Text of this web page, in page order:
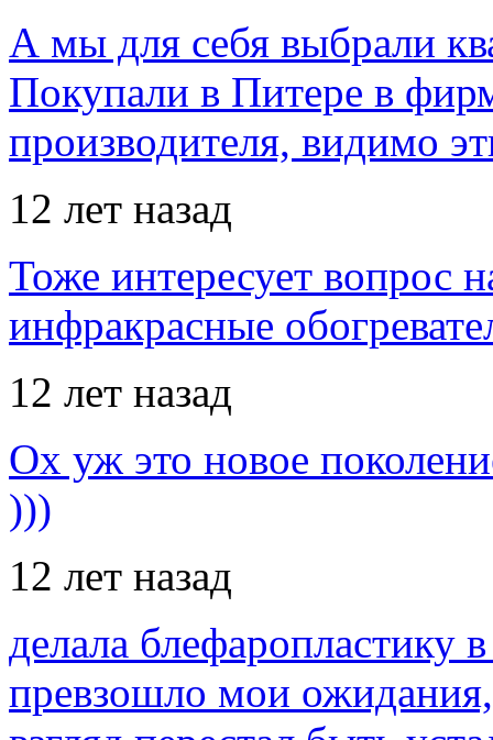
А мы для себя выбрали
Покупали в Питере в
производителя, видимо
12 лет назад
Тоже интересует вопрос
инфракрасные
12 лет назад
Ох уж это новое
)))
12 лет назад
делала блефаропластику
превзошло мои